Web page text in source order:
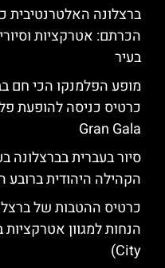
ברצלונה האלטרנטיבית
הכרתם: אטרקציות
בעיר
מופע הפלמנקו הכי חם
כרטיס כניסה להופעת
Gran Gala
סיור בעברית בברצלונה
הקהילה היהודית ברובע
כרטיס ההטבות של
City)